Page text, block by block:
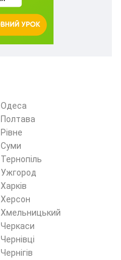
Одеса
Полтава
Рівне
Суми
Тернопіль
Ужгород
Харків
Херсон
Хмельницький
Черкаси
Чернівці
Чернігів